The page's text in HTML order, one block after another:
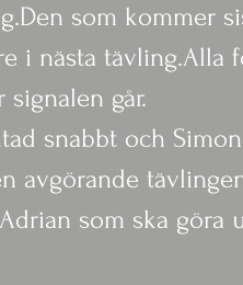
som kommer
i nästa tävling.Alla
går.
snabbt och
avgörande
som ska